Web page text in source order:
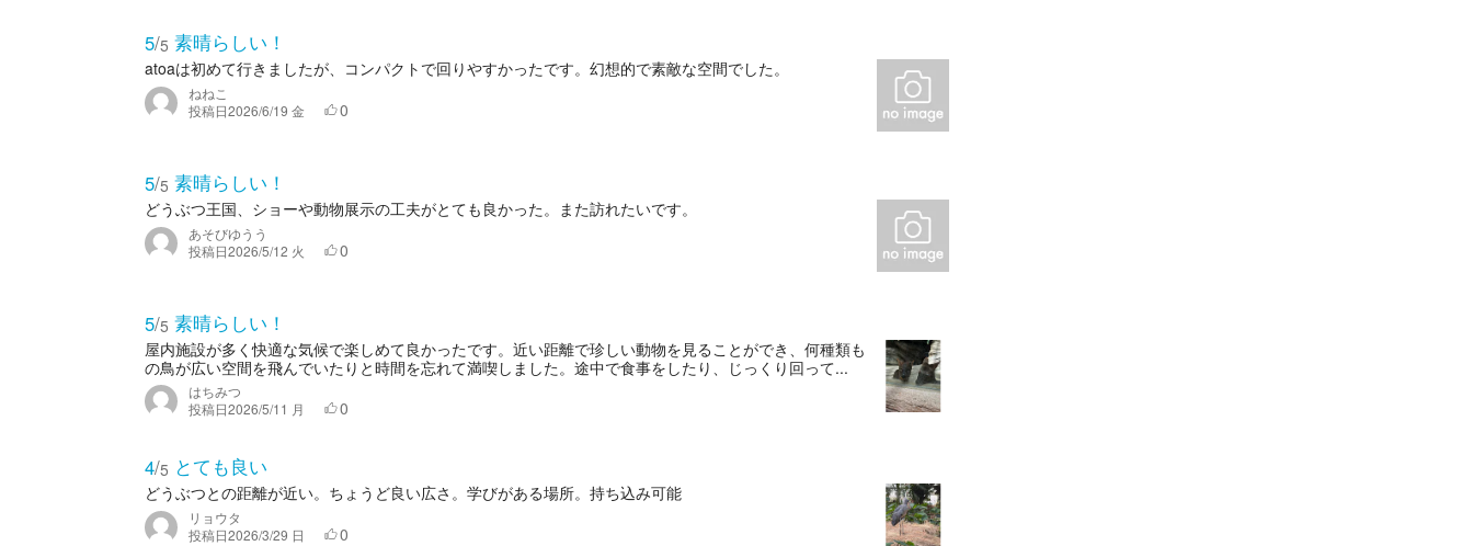
5/5 素晴らしい！
atoaは初めて行きましたが、コンパクトで回りやすかったです。幻想的で素敵な空間でした。
ねねこ
投稿日2026/6/19 金 0
5/5 素晴らしい！
どうぶつ王国、ショーや動物展示の工夫がとても良かった。また訪れたいです。
あそびゆうう
投稿日2026/5/12 火 0
5/5 素晴らしい！
屋内施設が多く快適な気候で楽しめて良かったです。近い距離で珍しい動物を見ることができ、何種類も
の鳥が広い空間を飛んでいたりと時間を忘れて満喫しました。途中で食事をしたり、じっくり回って...
はちみつ
投稿日2026/5/11 月 0
4/5 とても良い
どうぶつとの距離が近い。ちょうど良い広さ。学びがある場所。持ち込み可能
リョウタ
投稿日2026/3/29 日 0